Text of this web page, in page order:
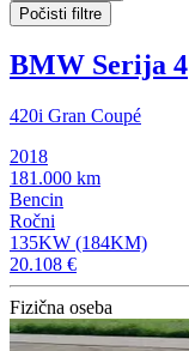
Počisti filtre
BMW Serija 4
420i Gran Coupé
2018
181.000 km
Bencin
Ročni
135KW (184KM)
20.108 €
Fizična oseba